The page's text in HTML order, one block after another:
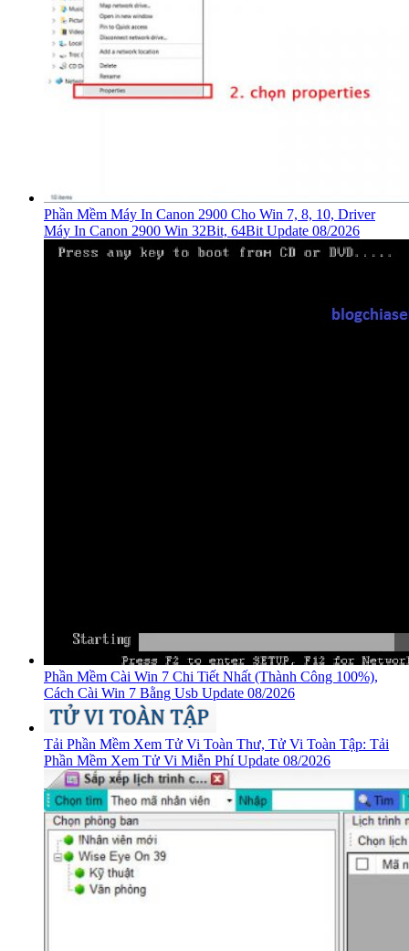
Phần Mềm Máy In Canon 2900 Cho Win 7, 8, 10, Driver
Máy In Canon 2900 Win 32Bit, 64Bit Update 08/2026
Phần Mềm Cài Win 7 Chi Tiết Nhất (Thành Công 100%),
Cách Cài Win 7 Bằng Usb Update 08/2026
Tải Phần Mềm Xem Tử Vi Toàn Thư, Tử Vi Toàn Tập: Tải
Phần Mềm Xem Tử Vi Miễn Phí Update 08/2026